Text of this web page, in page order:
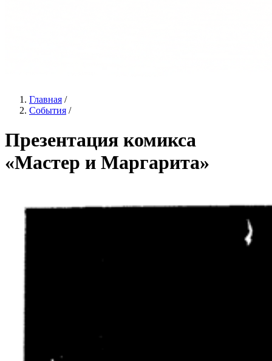
Главная /
События /
Презентация комикса
«Мастер и Маргарита»